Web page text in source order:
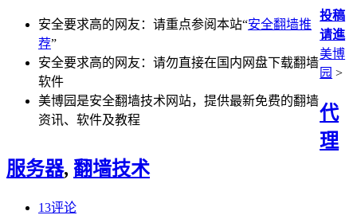
安全要求高的网友：请重点参阅本站“安全翻墙推
荐”
安全要求高的网友：请勿直接在国内网盘下载翻墙
软件
美博园是安全翻墙技术网站，提供最新免费的翻墙
资讯、软件及教程
投稿
请進
美博
园 >
代
理
服务器, 翻墙技术
13评论